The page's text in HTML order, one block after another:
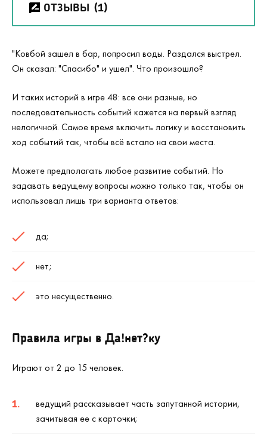
ОТЗЫВЫ (1)
"Ковбой зашел в бар, попросил воды. Раздался выстрел.
Он сказал: "Спасибо" и ушел". Что произошло?
И таких историй в игре 48: все они разные, но
последовательность событий кажется на первый взгляд
нелогичной. Самое время включить логику и восстановить
ход событий так, чтобы всё встало на свои места.
Можете предполагать любое развитие событий. Но
задавать ведущему вопросы можно только так, чтобы он
использовал лишь три варианта ответов:
да;
нет;
это несущественно.
Правила игры в Да!нет?ку
Играют от 2 до 15 человек.
ведущий рассказывает часть запутанной истории,
зачитывая ее с карточки;